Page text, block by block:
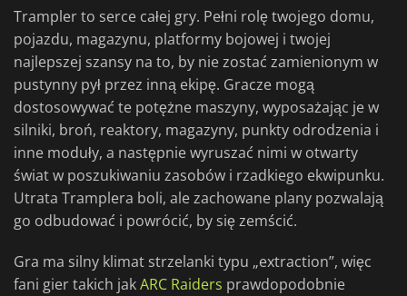
Trampler to serce całej gry. Pełni rolę twojego domu,
pojazdu, magazynu, platformy bojowej i twojej
najlepszej szansy na to, by nie zostać zamienionym w
pustynny pył przez inną ekipę. Gracze mogą
dostosowywać te potężne maszyny, wyposażając je w
silniki, broń, reaktory, magazyny, punkty odrodzenia i
inne moduły, a następnie wyruszać nimi w otwarty
świat w poszukiwaniu zasobów i rzadkiego ekwipunku.
Utrata Tramplera boli, ale zachowane plany pozwalają
go odbudować i powrócić, by się zemścić.
Gra ma silny klimat strzelanki typu „extraction”, więc
fani gier takich jakARC Raiders prawdopodobnie